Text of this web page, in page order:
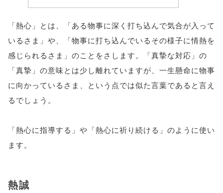
「熱心」とは、「ある物事に深く打ち込んで気合が入って
いるさま」や、「物事に打ち込んでいるその様子に情熱を
感じられるさま」のことをさします。「真摯な対応」の
「真摯」の意味とは少し離れていますが、一生懸命に物事
に向かっているさま、という点では似た言葉であると言え
るでしょう。
「熱心に指導する」や「熱心に祈り続ける」のように使い
ます。
熱誠